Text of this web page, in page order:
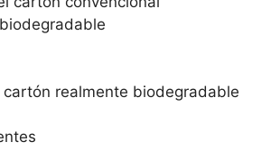
realmente biodegradable